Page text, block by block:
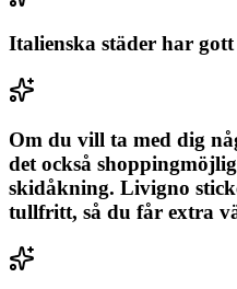
Italienska städer har
Om du vill ta med dig
det också
skidåkning. Livigno
tullfritt, så du får extra